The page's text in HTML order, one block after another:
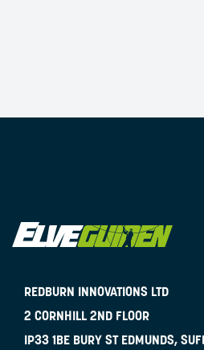
REDBURN INNOVATIONS LTD
2 CORNHILL 2ND FLOOR
IP33 1BE BURY ST EDMUNDS,